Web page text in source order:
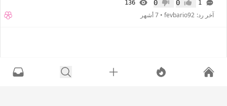
1 إعجاب0 عدم إعجاب
0
136
آخر رد: fevbario92
• 7 أشهر